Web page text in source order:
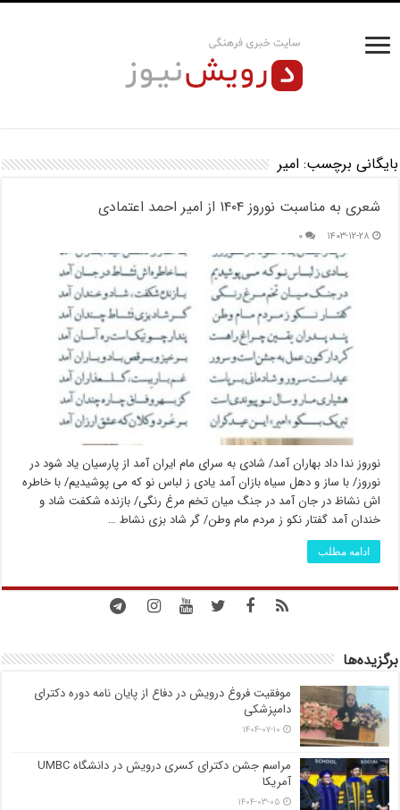
بایگانی برچسب:امیر
شعری به مناسبت نوروز ۱۴۰۴ از امیر احمد اعتمادی
۱۴۰۳-۱۲-۲۸ ۰
نوروز ندا داد بهاران آمد/ شادی به سرای مام ایران آمد از پارسیان یاد شود در
نوروز/ با ساز و دهل سیاه بازان آمد یادی ز لباس نو که می پوشیدیم/ با خاطره
اش نشاظ در جان آمد در جنگ میان تخم مرغ رنگی/ بازنده شکفت شاد و
خندان آمد گفتار نکو ز مردم مام وطن/ گر شاد بزی نشاط …
ادامه مطلب
برگزیده‌ها
موفقیت فروغ درویش در دفاع از پایان نامه دوره دکترای
دامپزشکی
۱۴۰۴-۰۷-۱۰
مراسم جشن دکترای کسری درویش در دانشگاه UMBC
آمریکا
۱۴۰۴-۰۳-۰۵